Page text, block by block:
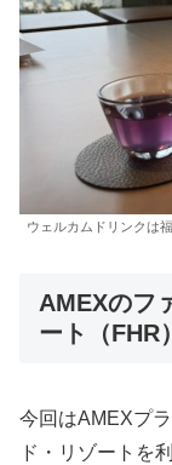
ウェルカムドリンクは
AMEXのフ
ート（FHR
今回はAMEXプ
ド・リゾートを